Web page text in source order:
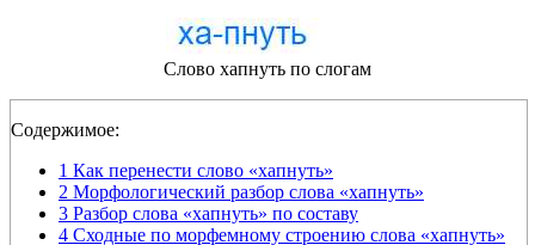
Слово хапнуть по слогам
Содержимое:
1 Как перенести слово «хапнуть»
2 Морфологический разбор слова «хапнуть»
3 Разбор слова «хапнуть» по составу
4 Сходные по морфемному строению слова «хапнуть»